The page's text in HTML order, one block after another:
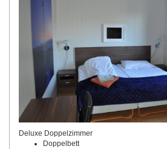
Deluxe Doppelzimmer
Doppelbett